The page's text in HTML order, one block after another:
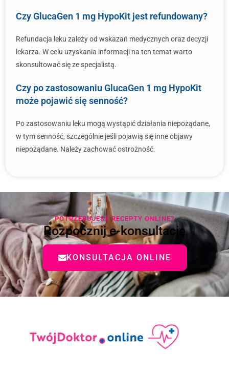
Czy GlucaGen 1 mg HypoKit jest refundowany?
Refundacja leku zależy od wskazań medycznych oraz decyzji
lekarza. W celu uzyskania informacji na ten temat warto
skonsultować się ze specjalistą.
Czy po zastosowaniu GlucaGen 1 mg HypoKit
może pojawić się senność?
Po zastosowaniu leku mogą wystąpić działania niepożądane,
w tym senność, szczególnie jeśli pojawią się inne objawy
niepożądane. Należy zachować ostrożność.
POTRZEBUJESZ RECEPTY ONLINE?
Rozpocznij e-konsultację
KONSULTACJA ONLINE